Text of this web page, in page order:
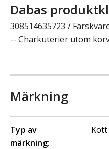
Dabas
308514635723 /
-- Charkuterier utom
Märkning
Typ av
märkning: